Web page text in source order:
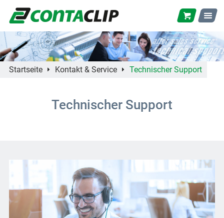
Startseite Kontakt & Service Technischer Support
Technischer Support